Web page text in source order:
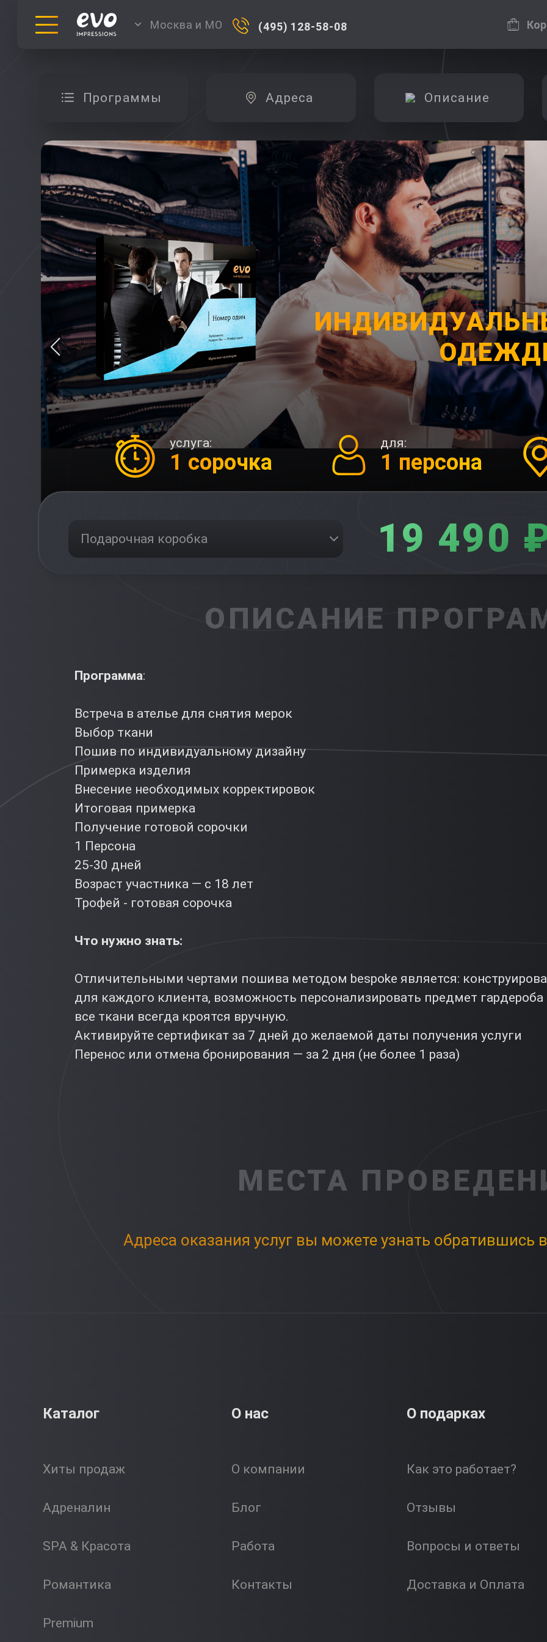
Москва и МО (495) 128-58-08
Программы Адреса Описание
услуга:
1 сорочка
для:
1 персона
Подарочная коробка 19 490
ОПИСАНИЕ
Программа:
Встреча в ателье для снятия мерок
Выбор ткани
Пошив по индивидуальному дизайну
Примерка изделия
Внесение необходимых корректировок
Итоговая примерка
Получение готовой сорочки
1 Персона
25-30 дней
Возраст участника — с 18 лет
Трофей - готовая сорочка
Что нужно знать:
Отличительными чертами пошива методом bespoke является:
для каждого клиента, возможность персонализировать предмет
все ткани всегда кроятся вручную.
Активируйте сертификат за 7 дней до желаемой даты получения услуги
Перенос или отмена бронирования — за 2 дня (не более 1 раза)
МЕСТА
Адреса оказания услуг вы можете узнать обратившись
Каталог
Хиты продаж
Адреналин
SPA & Красота
Романтика
Premium
О нас
О компании
Блог
Работа
Контакты
О подарках
Как это работает?
Отзывы
Вопросы и ответы
Доставка и Оплата